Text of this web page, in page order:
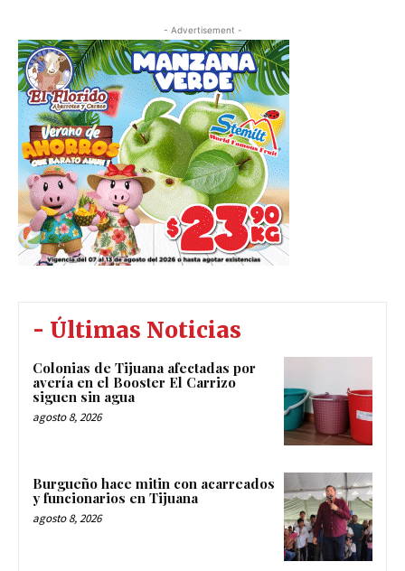
- Advertisement -
- Últimas Noticias
Colonias de Tijuana afectadas por
avería en el Booster El Carrizo
siguen sin agua
agosto 8, 2026
Burgueño hace mitin con acarreados
y funcionarios en Tijuana
agosto 8, 2026